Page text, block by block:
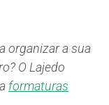
organizar a sua
O Lajedo
formaturas